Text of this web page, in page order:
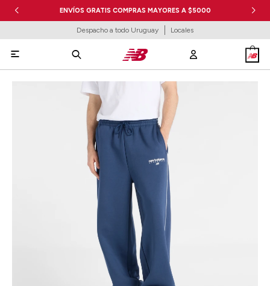
ENVÍOS GRATIS COMPRAS MAYORES A $5000
Despacho a todo Uruguay Locales
